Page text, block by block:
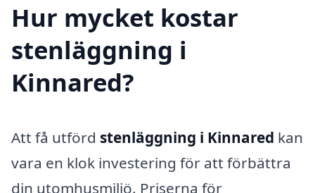
Hur mycket kostar
stenläggning i
Kinnared?
Att få utförd stenläggning i Kinnared kan
vara en klok investering för att förbättra
din utomhusmiljö. Priserna för